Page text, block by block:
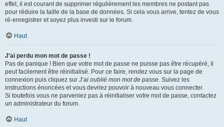
effet, il est courant de supprimer régulièrement les membres ne postant pas
pour réduire la taille de la base de données. Si cela vous arrive, tentez de vous
ré-enregistrer et soyez plus investi sur le forum.
Haut
J’ai perdu mon mot de passe !
Pas de panique ! Bien que votre mot de passe ne puisse pas être récupéré, il
peut facilement être réinitialisé. Pour ce faire, rendez vous sur la page de
connexion puis cliquez sur J’ai oublié mon mot de passe. Suivez les
instructions énoncées et vous devriez pouvoir à nouveau vous connecter.
Si toutefois vous ne parveniez pas à réinitialiser votre mot de passe, contactez
un administrateur du forum.
Haut